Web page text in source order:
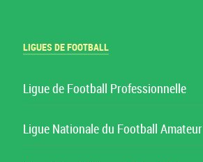
LIGUES DE FOOTBALL
Ligue de Football Professionnelle
Ligue Nationale du Football Amateur